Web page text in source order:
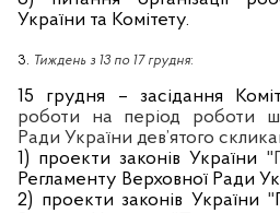
України та Комітету.
3. Тиждень з 13 по 17 грудня:
15 грудня – засідання
роботи на період роботи
Ради України дев’ятого
1) проекти законів України
Регламенту Верховної Ради
2) проекти законів України "